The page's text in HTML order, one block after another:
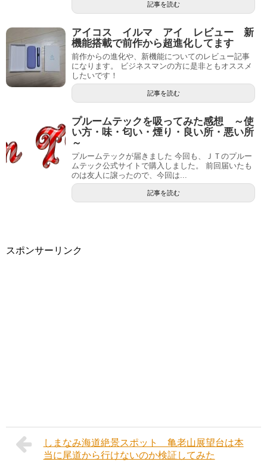
記事を読む
アイコス イルマ アイ レビュー 新
機能搭載で前作から超進化してます
前作からの進化や、新機能についてのレビュー記事
になります。 ビジネスマンの方に是非ともオススメ
したいです！
記事を読む
プルームテックを吸ってみた感想 ～使
い方・味・匂い・煙り・良い所・悪い所
～
プルームテックが届きました 今回も、ＪＴのプルー
ムテック公式サイトで購入しました。 前回届いたも
のは友人に譲ったので、今回は...
記事を読む
スポンサーリンク
しまなみ海道絶景スポット 亀老山展望台は本
当に尾道から行けないのか検証してみた